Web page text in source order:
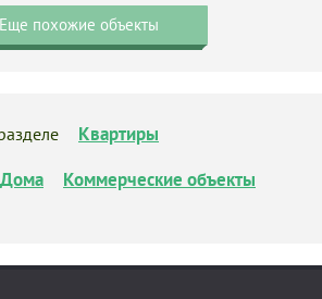
Еще похожие объекты
Квартиры
Дома
Коммерческие объекты